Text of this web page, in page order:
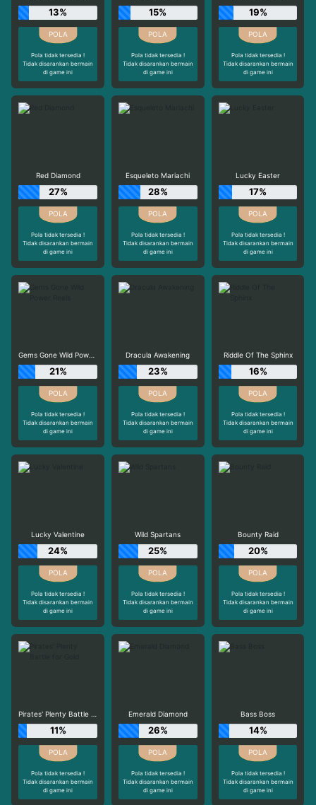
13%
Pola tidak tersedia !
Tidak disarankan bermain
di game ini
15%
Pola tidak tersedia !
Tidak disarankan bermain
di game ini
19%
Pola tidak tersedia !
Tidak disarankan bermain
di game ini
Red Diamond
27%
Pola tidak tersedia !
Tidak disarankan bermain
di game ini
Esqueleto Mariachi
28%
Pola tidak tersedia !
Tidak disarankan bermain
di game ini
Lucky Easter
17%
Pola tidak tersedia !
Tidak disarankan bermain
di game ini
Gems Gone Wild Power Reels
21%
Pola tidak tersedia !
Tidak disarankan bermain
di game ini
Dracula Awakening
23%
Pola tidak tersedia !
Tidak disarankan bermain
di game ini
Riddle Of The Sphinx
16%
Pola tidak tersedia !
Tidak disarankan bermain
di game ini
Lucky Valentine
24%
Pola tidak tersedia !
Tidak disarankan bermain
di game ini
Wild Spartans
25%
Pola tidak tersedia !
Tidak disarankan bermain
di game ini
Bounty Raid
20%
Pola tidak tersedia !
Tidak disarankan bermain
di game ini
Pirates' Plenty Battle for Gold
11%
Pola tidak tersedia !
Tidak disarankan bermain
di game ini
Emerald Diamond
26%
Pola tidak tersedia !
Tidak disarankan bermain
di game ini
Bass Boss
14%
Pola tidak tersedia !
Tidak disarankan bermain
di game ini